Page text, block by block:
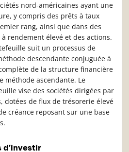
nord-américaines ayant une
y compris des prêts à taux
rang, ainsi que dans des
rendement élevé et des actions.
suit un processus de
descendante conjuguée à
de la structure financière
méthode ascendante. Le
vise des sociétés dirigées par
dotées de flux de trésorerie élevé
créance reposant sur une base
d’investir